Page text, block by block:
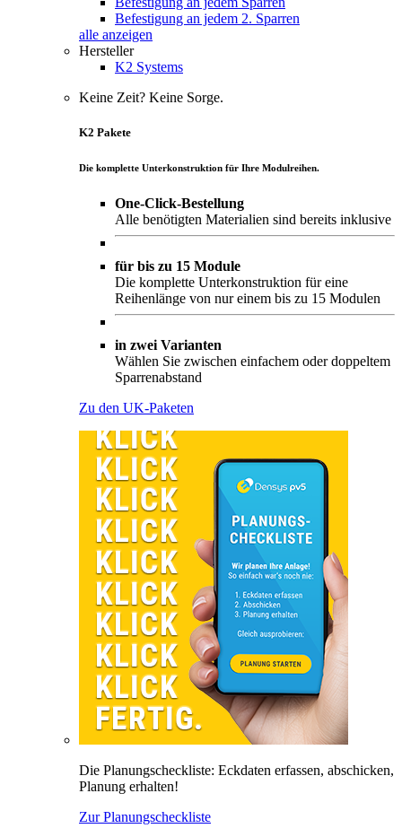
Befestigung an jedem 2. Sparren
alle anzeigen
Hersteller
K2 Systems
Keine Zeit? Keine Sorge.
K2 Pakete
Die komplette Unterkonstruktion für Ihre Modulreihen.
One-Click-Bestellung
Alle benötigten Materialien sind bereits inklusive
für bis zu 15 Module
Die komplette Unterkonstruktion für eine
Reihenlänge von nur einem bis zu 15 Modulen
in zwei Varianten
Wählen Sie zwischen einfachem oder doppeltem
Sparrenabstand
Zu den UK-Paketen
Die Planungscheckliste: Eckdaten erfassen, abschicken,
Planung erhalten!
Zur Planungscheckliste